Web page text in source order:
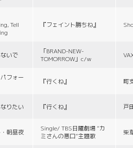
Tell
『フェイント勝ちね』
いで
「BRAND-NEW-
TOMORROW」c/w
フォー
『行くね』 町
りたい 『行くね』 戸
朝昼夜
Single/ TBS日曜劇場 “カ
ミさんの悪口”主題歌
柴